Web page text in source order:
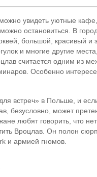
увидеть уютные
остановиться. В
большой, красивый и
и многие другие
считается одним из
Особенно
встреч» в Польше, и
безусловно, может
любят говорить, что
Вроцлав. Он полон
и армией гномов.